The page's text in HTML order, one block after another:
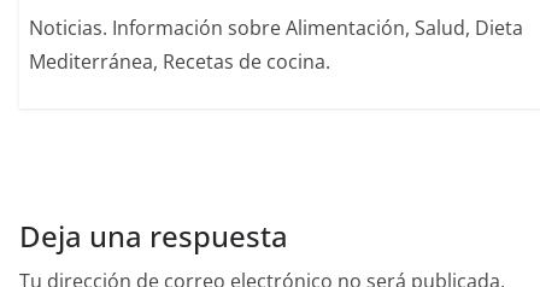
Noticias. Información sobre Alimentación, Salud, Dieta
Mediterránea, Recetas de cocina.
Deja una respuesta
Tu dirección de correo electrónico no será publicada.